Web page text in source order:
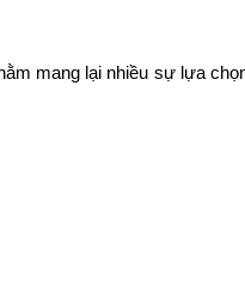
mang lại nhiều sự lựa